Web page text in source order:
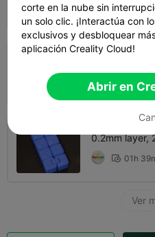
 01h
 01h 10m
0.2mm layer,
 01h
Ver
corte en la nube sin
un solo clic. ¡Interactúa con
exclusivos y desbloquear
aplicación Creality Cloud!
Abrir en